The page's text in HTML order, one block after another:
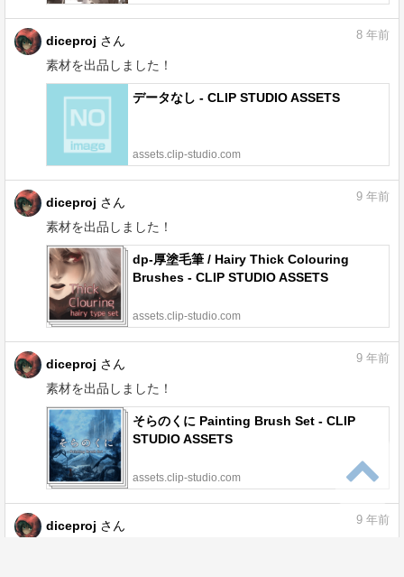
diceproj さん
素材を出品しました！
8 年前
データなし - CLIP STUDIO ASSETS
assets.clip-studio.com
diceproj さん
素材を出品しました！
9 年前
dp-厚塗毛筆 / Hairy Thick Colouring
Brushes - CLIP STUDIO ASSETS
assets.clip-studio.com
diceproj さん
素材を出品しました！
9 年前
そらのくに Painting Brush Set - CLIP
STUDIO ASSETS
assets.clip-studio.com
diceproj さん
9 年前